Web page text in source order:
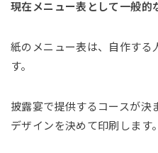
現在メニュー表として一般的
紙のメニュー表は、自作する
す。
披露宴で提供するコースが決
デザインを決めて印刷します。